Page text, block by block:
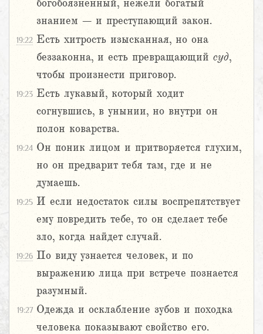
богобоязненный, нежели богатый
знанием – и преступающий закон.
19:22 Есть хитрость изысканная, но она
беззаконна, и есть превращающий суд,
чтобы произнести приговор.
19:23 Есть лукавый, который ходит
согнувшись, в унынии, но внутри он
полон коварства.
19:24 Он поник лицом и притворяется глухим,
но он предварит тебя там, где и не
думаешь.
19:25 И если недостаток силы воспрепятствует
ему повредить тебе, то он сделает тебе
зло, когда найдет случай.
19:26 По виду узнается человек, и по
выражению лица при встрече познается
разумный.
19:27 Одежда и осклабление зубов и походка
человека показывают свойство его.